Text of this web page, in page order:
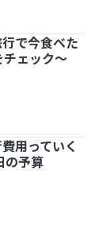
もご紹介
ルシー韓国
で今食べた
ェック～
かる？2泊3日
用っていく
の予算